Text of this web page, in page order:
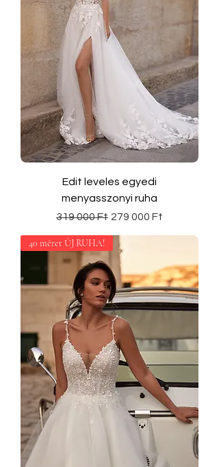
Edit leveles egyedi
menyasszonyi ruha
Szokásos ár
319 000 Ft Akciós ár
279 000 Ft
40 méret ÚJ RUHA!